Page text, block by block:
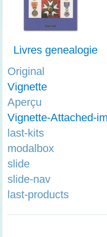
Livres genealogie
Original
Vignette
Aperçu
Vignette-Attached-
last-kits
modalbox
slide
slide-nav
last-products